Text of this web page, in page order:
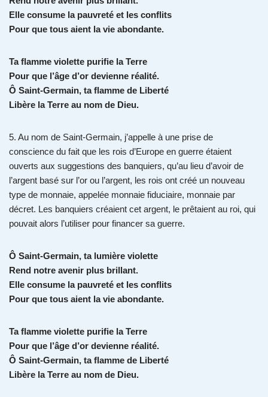
Elle consume la pauvreté et les conflits
Pour que tous aient la vie abondante.
Ta flamme violette purifie la Terre
Pour que l’âge d’or devienne réalité.
Ô Saint-Germain, ta flamme de Liberté
Libère la Terre au nom de Dieu.
5. Au nom de Saint-Germain, j’appelle à une prise de
conscience du fait que les rois d’Europe en guerre étaient
ouverts aux suggestions des banquiers, qu’au lieu d’avoir de
l’argent basé sur l’or ou l’argent, les rois ont créé un nouveau
type de monnaie, appelée monnaie fiduciaire, monnaie par
décret. Les banquiers créaient cet argent, le prêtaient au roi, qui
pouvait alors l’utiliser pour financer sa guerre.
Ô Saint-Germain, ta lumière violette
Rend notre avenir plus brillant.
Elle consume la pauvreté et les conflits
Pour que tous aient la vie abondante.
Ta flamme violette purifie la Terre
Pour que l’âge d’or devienne réalité.
Ô Saint-Germain, ta flamme de Liberté
Libère la Terre au nom de Dieu.